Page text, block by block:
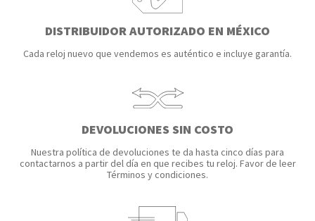
Caja- Todos
DISTRIBUIDOR AUTORIZADO EN MÉXICO
Cada reloj nuevo que vendemos es auténtico e incluye garantía.
DEVOLUCIONES SIN COSTO
Nuestra política de devoluciones te da hasta cinco días para
contactarnos a partir del día en que recibes tu reloj. Favor de leer
Términos y condiciones.